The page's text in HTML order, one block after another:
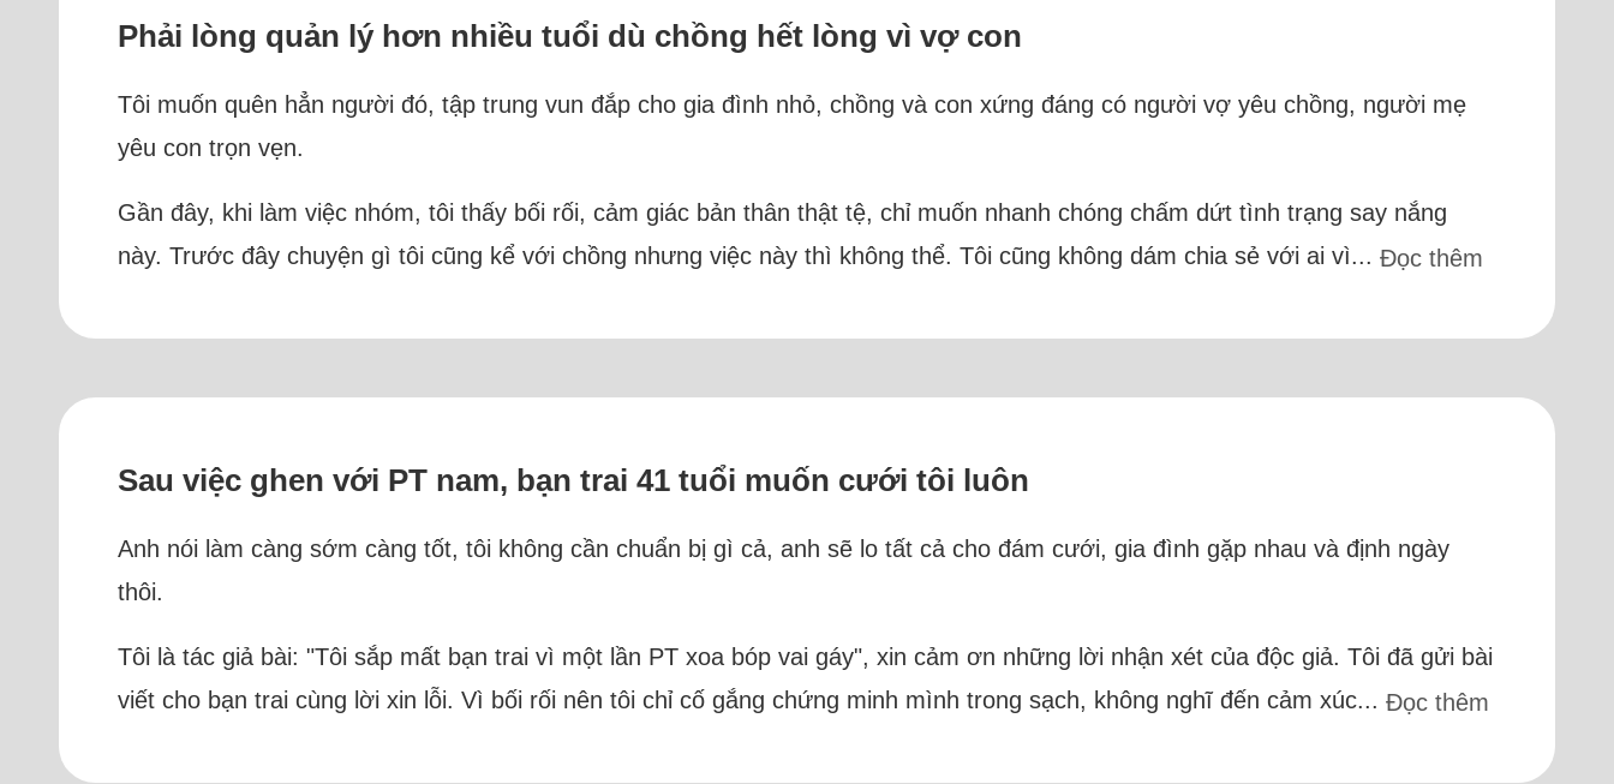
Phải lòng quản lý hơn nhiều tuổi dù chồng hết lòng vì vợ con
Tôi muốn quên hẳn người đó, tập trung vun đắp cho gia đình nhỏ, chồng và con xứng đáng có người vợ yêu chồng, người mẹ
yêu con trọn vẹn.
Gần đây, khi làm việc nhóm, tôi thấy bối rối, cảm giác bản thân thật tệ, chỉ muốn nhanh chóng chấm dứt tình trạng say nắng
này. Trước đây chuyện gì tôi cũng kể với chồng nhưng việc này thì không thể. Tôi cũng không dám chia sẻ với ai vì... Đọc thêm
Sau việc ghen với PT nam, bạn trai 41 tuổi muốn cưới tôi luôn
Anh nói làm càng sớm càng tốt, tôi không cần chuẩn bị gì cả, anh sẽ lo tất cả cho đám cưới, gia đình gặp nhau và định ngày
thôi.
Tôi là tác giả bài: "Tôi sắp mất bạn trai vì một lần PT xoa bóp vai gáy", xin cảm ơn những lời nhận xét của độc giả. Tôi đã gửi bài
viết cho bạn trai cùng lời xin lỗi. Vì bối rối nên tôi chỉ cố gắng chứng minh mình trong sạch, không nghĩ đến cảm xúc... Đọc thêm